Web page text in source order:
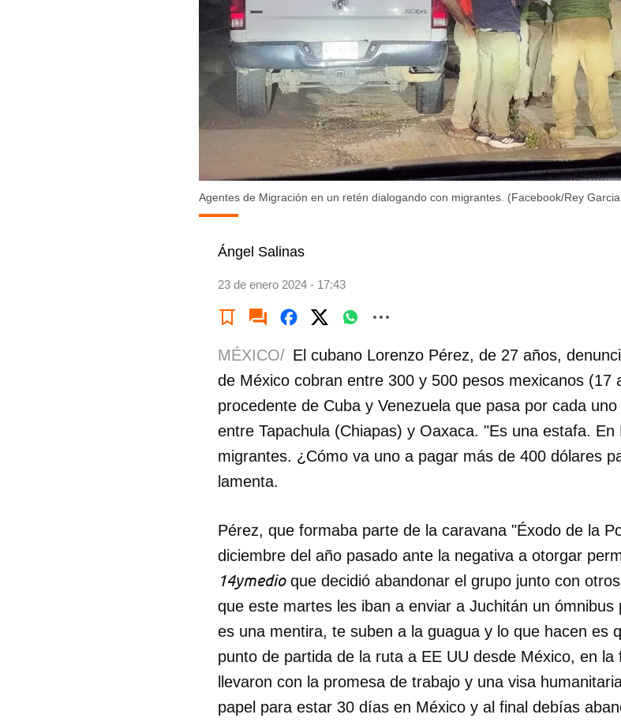
Agentes de Migración en un retén dialogando con migrantes. (Facebook/Rey
Ángel Salinas
23 de enero 2024 - 17:43
MÉXICO/ El cubano Lorenzo Pérez, de 27 años,
de México cobran entre 300 y 500 pesos mexicanos (17
procedente de Cuba y Venezuela que pasa por cada
entre Tapachula (Chiapas) y Oaxaca. "Es una estafa.
migrantes. ¿Cómo va uno a pagar más de 400 dólares
lamenta.
Pérez, que formaba parte de la caravana "Éxodo de la
diciembre del año pasado ante la negativa a otorgar
14ymedioque decidió abandonar el grupo junto con
que este martes les iban a enviar a Juchitán un
es una mentira, te suben a la guagua y lo que hacen es
punto de partida de la ruta a EE UU desde México, en
llevaron con la promesa de trabajo y una visa
papel para estar 30 días en México y al final debías